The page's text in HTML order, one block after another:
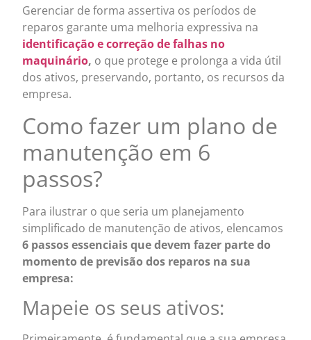
Gerenciar de forma assertiva os períodos de
reparos garante uma melhoria expressiva na
identificação e correção de falhas no
maquinário, o que protege e prolonga a vida útil
dos ativos, preservando, portanto, os recursos da
empresa.
Como fazer um plano de
manutenção em 6
passos?
Para ilustrar o que seria um planejamento
simplificado de manutenção de ativos, elencamos
6 passos essenciais que devem fazer parte do
momento de previsão dos reparos na sua
empresa:
Mapeie os seus ativos: